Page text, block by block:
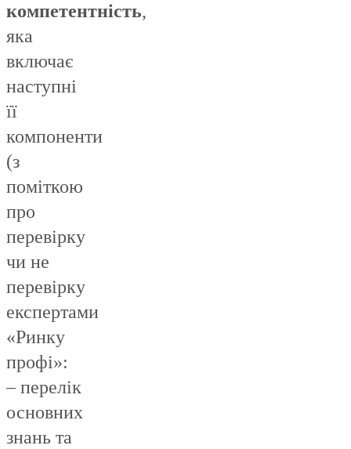
компетентність,
яка
включає
наступні
її
компоненти
(з
поміткою
про
перевірку
чи не
перевірку
експертами
«Ринку
профі»:
– перелік
основних
знань та